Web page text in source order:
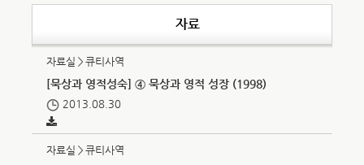
자료
자료실＞큐티사역
[묵상과 영적성숙] ④ 묵상과 영적 성장 (1998)
2013.08.30
자료실＞큐티사역